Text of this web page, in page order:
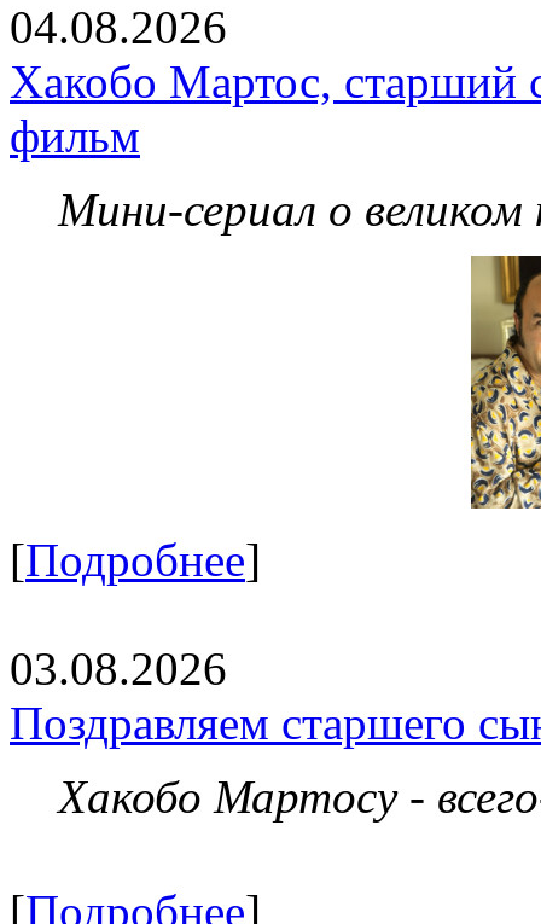
04.08.2026
Хакобо Мартос, старший
фильм
Мини-сериал о великом
[Подробнее]
03.08.2026
Поздравляем старшего
Хакобо Мартосу -
[Подробнее]